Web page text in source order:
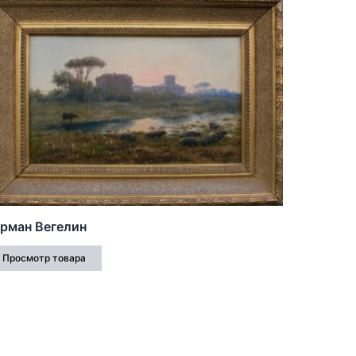
Вегелин
Просмотр товара